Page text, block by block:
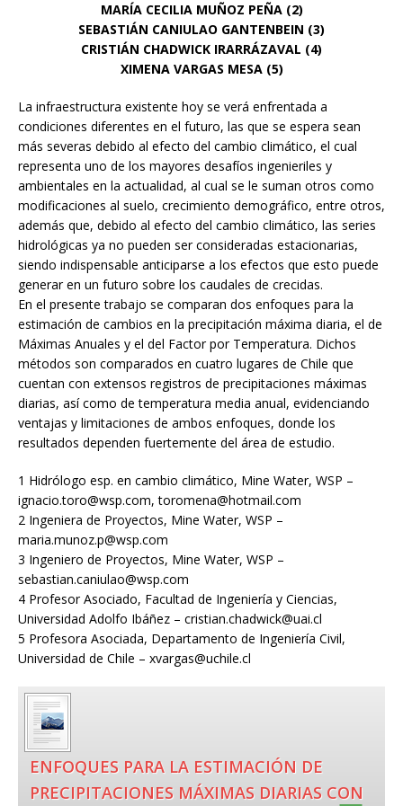
MARÍA CECILIA MUÑOZ PEÑA (2)
SEBASTIÁN CANIULAO GANTENBEIN (3)
CRISTIÁN CHADWICK IRARRÁZAVAL (4)
XIMENA VARGAS MESA (5)
La infraestructura existente hoy se verá enfrentada a
condiciones diferentes en el futuro, las que se espera sean
más severas debido al efecto del cambio climático, el cual
representa uno de los mayores desafíos ingenieriles y
ambientales en la actualidad, al cual se le suman otros como
modificaciones al suelo, crecimiento demográfico, entre otros,
además que, debido al efecto del cambio climático, las series
hidrológicas ya no pueden ser consideradas estacionarias,
siendo indispensable anticiparse a los efectos que esto puede
generar en un futuro sobre los caudales de crecidas.
En el presente trabajo se comparan dos enfoques para la
estimación de cambios en la precipitación máxima diaria, el de
Máximas Anuales y el del Factor por Temperatura. Dichos
métodos son comparados en cuatro lugares de Chile que
cuentan con extensos registros de precipitaciones máximas
diarias, así como de temperatura media anual, evidenciando
ventajas y limitaciones de ambos enfoques, donde los
resultados dependen fuertemente del área de estudio.
1 Hidrólogo esp. en cambio climático, Mine Water, WSP –
ignacio.toro@wsp.com, toromena@hotmail.com
2 Ingeniera de Proyectos, Mine Water, WSP –
maria.munoz.p@wsp.com
3 Ingeniero de Proyectos, Mine Water, WSP –
sebastian.caniulao@wsp.com
4 Profesor Asociado, Facultad de Ingeniería y Ciencias,
Universidad Adolfo Ibáñez – cristian.chadwick@uai.cl
5 Profesora Asociada, Departamento de Ingeniería Civil,
Universidad de Chile – xvargas@uchile.cl
ENFOQUES PARA LA ESTIMACIÓN DE
PRECIPITACIONES MÁXIMAS DIARIAS CON